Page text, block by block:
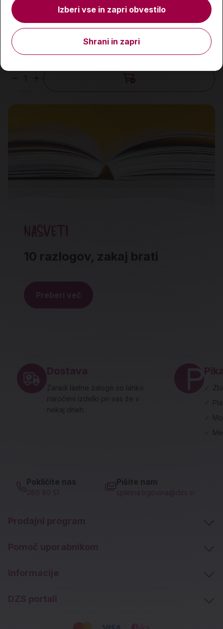
Ungeheuer in Sicht!
2,50 €
13. 8. 2026*
NASVETI
10 razlogov, zakaj brati
Preberi več
Dostava
Zaradi lastne zaloge so lahko
naročeni izdelki pri vas že v
nekaj dneh.
Pokličite nas
080 80 51
Pišite nam
spletna.trgovina@dzs.si
Prodajni program
Pomoč uporabnikom
Informacije
DZS portali
Izberi vse in zapri obvestilo
Shrani in zapri